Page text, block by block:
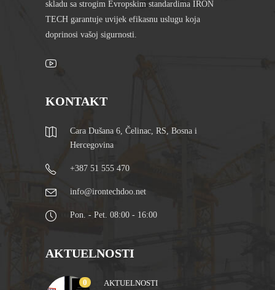
skladu sa strogim Evropskim standardima IRON
TECH garantuje uvijek efikasnu uslugu koja
doprinosi vašoj sigurnosti.
KONTAKT
Cara Dušana 6, Čelinac, RS, Bosna i
Hercegovina
+387 51 555 470
info@irontechdoo.net
Pon. - Pet. 08:00 - 16:00
AKTUELNOSTI
0 AKTUELNOSTI